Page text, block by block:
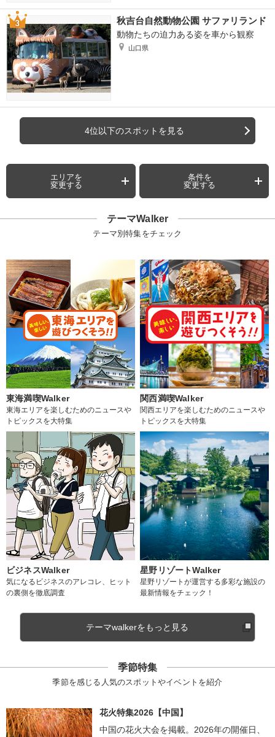
秋吉台自然動物公園 サファリランド
動物たちの迫力ある姿を車から観察
山口県
4位以下のスポットを見る
エリアを
変更する
条件を
変更する
テーマWalker
テーマ別特集をチェック
東海満喫Walker
東海エリアを楽しむためのニュースや
トピックスを大特集
関西満喫Walker
関西エリアを楽しむためのニュースや
トピックスを大特集
ビジネスWalker
気になるビジネスのアレコレ、ヒット
の裏側を徹底調査
星野リゾートWalker
星野リゾートが運営する多彩な施設の
最新情報をチェック！
テーマwalkerをもっと見る
季節特集
季節を感じる人気のスポットやイベントを紹介
花火特集2026【中国】
中国の花火大会を掲載。2026年の開催日、